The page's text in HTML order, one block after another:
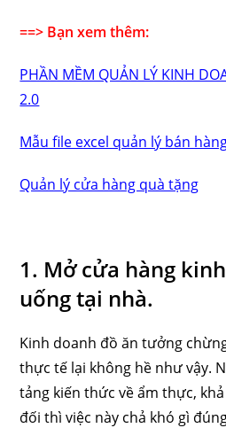
==> Bạn xem thêm:
PHẦN MỀM QUẢN LÝ KINH
2.0
Mẫu file excel quản lý bán
Quản lý cửa hàng quà tặng
1. Mở cửa hàng
uống tại nhà.
Kinh doanh đồ ăn tưởng
thực tế lại không hề như vậy.
tảng kiến thức về ẩm thực,
đối thì việc này chả khó gì